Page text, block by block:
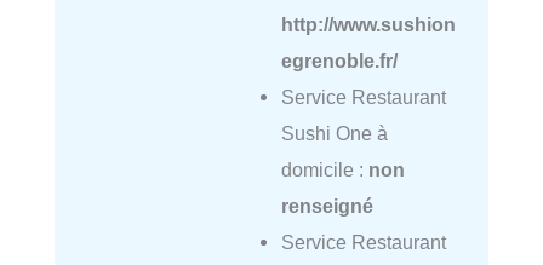
http://www.sushion
egrenoble.fr/
Service Restaurant
Sushi One à
domicile : non
renseigné
Service Restaurant